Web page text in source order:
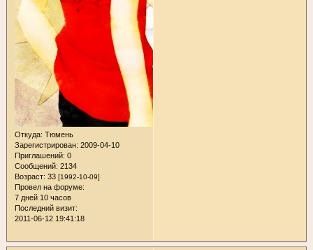
Откуда: Тюмень
Зарегистрирован: 2009-04-10
Приглашений: 0
Сообщений: 2134
Возраст: 33 [1992-10-09]
Провел на форуме:
7 дней 10 часов
Последний визит:
2011-06-12 19:41:18